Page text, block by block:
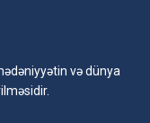
və dünya